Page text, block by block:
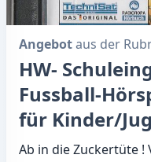
Angebotaus der
HW-
Fussball-
für Kinder/
Ab in die Zuckertüte !